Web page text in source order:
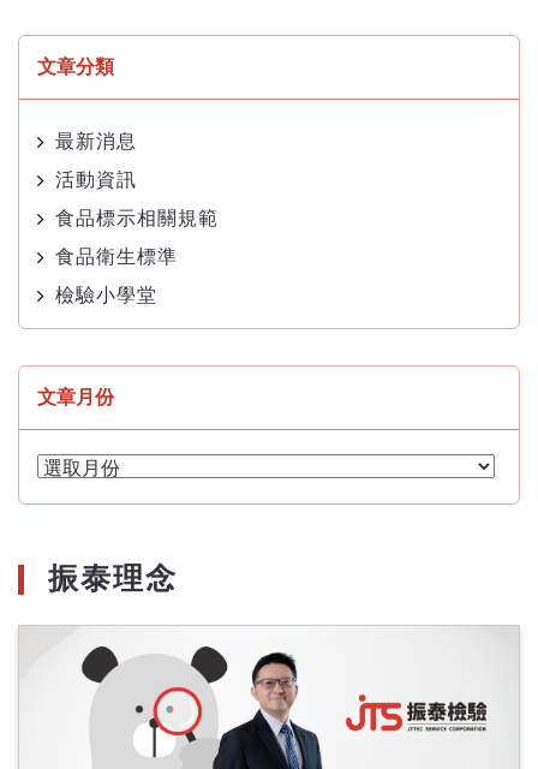
文章分類
最新消息
活動資訊
食品標示相關規範
食品衛生標準
檢驗小學堂
文章月份
文
振泰理念